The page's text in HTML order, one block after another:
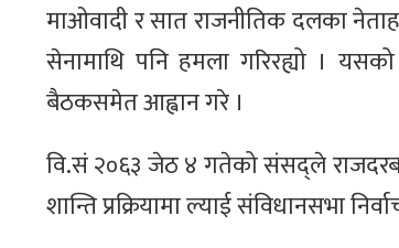
माओवादी र सात राजनीतिक दलका
सेनामाथि पनि हमला गरिरह्यो ।
बैठकसमेत आह्वान गरे ।
वि.सं २०६३ जेठ ४ गतेको संसद्ले
शान्ति प्रक्रियामा ल्याई संविधानसभा